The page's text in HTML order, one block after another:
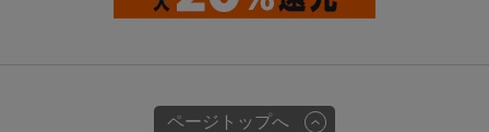
ページトップへ